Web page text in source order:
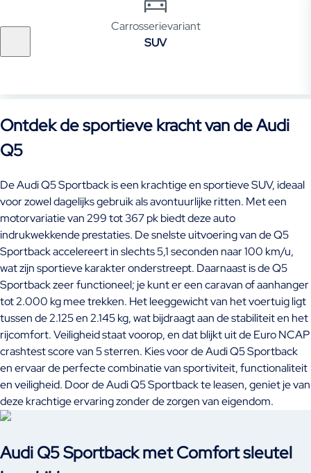
Carrosserievariant
SUV
Ontdek de sportieve kracht van de Audi
Q5
De Audi Q5 Sportback is een krachtige en sportieve SUV, ideaal
voor zowel dagelijks gebruik als avontuurlijke ritten. Met een
motorvariatie van 299 tot 367 pk biedt deze auto
indrukwekkende prestaties. De snelste uitvoering van de Q5
Sportback accelereert in slechts 5,1 seconden naar 100 km/u,
wat zijn sportieve karakter onderstreept. Daarnaast is de Q5
Sportback zeer functioneel; je kunt er een caravan of aanhanger
tot 2.000 kg mee trekken. Het leeggewicht van het voertuig ligt
tussen de 2.125 en 2.145 kg, wat bijdraagt aan de stabiliteit en het
rijcomfort. Veiligheid staat voorop, en dat blijkt uit de Euro NCAP
crashtest score van 5 sterren. Kies voor de Audi Q5 Sportback
en ervaar de perfecte combinatie van sportiviteit, functionaliteit
en veiligheid. Door de Audi Q5 Sportback te leasen, geniet je van
deze krachtige ervaring zonder de zorgen van eigendom.
Audi Q5 Sportback met Comfort sleutel